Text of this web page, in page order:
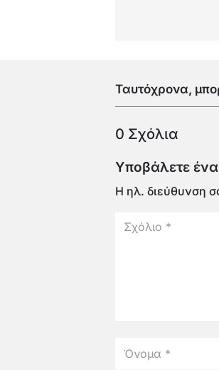
Ταυτόχρονα,
0 Σχόλια
Υποβάλετε
Η ηλ. διεύθυνση